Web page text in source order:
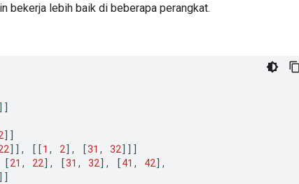
bekerja lebih baik di beberapa perangkat.
]]
]]
]] , [[1 , 2] , [31 , 32]]]
[21 , 22] , [31 , 32] , [41 , 42] ,
]]